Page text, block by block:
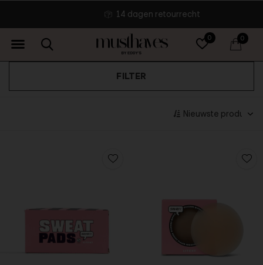
0 0
14 dagen retourrecht
FILTER